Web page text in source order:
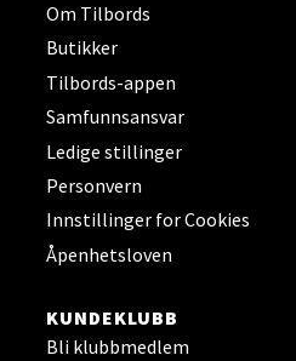
Om Tilbords
Butikker
Tilbords-appen
Samfunnsansvar
Ledige stillinger
Personvern
Innstillinger for Cookies
Åpenhetsloven
KUNDEKLUBB
Bli klubbmedlem
Storsenter
Velg
Senter Steinkjer